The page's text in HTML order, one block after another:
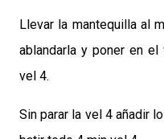
Llevar la mantequilla al
ablandarla y poner en
vel 4.
Sin parar la vel 4 añadir